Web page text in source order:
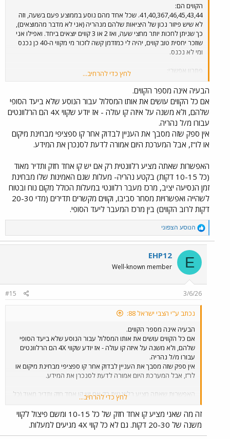
הקווים הם:
41,40,367,46,45,43,44. שכל אחד מהם נוסע בממוצע פעם בשעה, וזה
לא שיש פיזור נכון של היציאות שלהם מנהריה (אני לא מדבר מהמוצאים),
כך שניתן לחכות יותר מחצי שעה, ואז 2 או 3 קווים יוצאים ביחד. ואפילו אני
שוזכר יחסית טוב קווים, יהיה לי כמזדמן קשה לזכור מי מקווי ה-40 כן נכנס
ומי לא נכנס.
פתרון אפשרי:
קיצור הקווים הבאים למעלות מהמוצאים המזרחיים שלהם: 40,45,53,
התח"צ), 50 (367 בתדירות יותר טובה לקח את הנוסעים של 50), 46 (אף
אחד לא עולה עליו במקטעים הייחודים שלו), 43 (ביאנוח, אנשים לא עולים
עליו. אלא על 53). ולאחד את המסלולים של 39 ו-42 לקו אחד.
תדירות ראויה לקווים המקוצרים:
40 כל 30 דקות
ולהפעיל את 41 כל 15 דקות: ככה אתה מקבל שירות אמין יותר ממעלות
לנהריה, וההפך.
ככה אתה מבטיח שירות תדיר יותר, ובהיר יותר מנהריה, מאשר כל הרסיסי
קווים האלה.
לחץ כדי להרחיב...
הבעיה אינה מספר הקווים.
אם כל הקווים עושים את אותו המסלול עבור הנוסע שלא ביעד הסופי
שלהם, ולא משנה על איזה קו עולה - אז יודע שקווי 4X הם הרלוונטים
עבורו מ/ל נהריה.
אין ספק שזה מסבך את העניין לבדוק אחר קו ספציפי מבחינת מיקום
או לו"ז, אבל המערכת היום אמורה לדעת לסנכרן את המידע.
האפשרות שאתה מציע רלוונטית רק אם יש קו אחד חזק ותדיר מאוד
(כל 10-15 דקות) בקטע נהריה- מעלות שגם האמינות שלו מבחינת
זמן הנסיעה יציב, מרכז מעבר רלוונטי במעלות הכולל מקום נוח ובטוח
לשהייה ואפשרויות מסחר סביבו, וקווים מקשרים תדירים (מדי 20-30
דקות לרוב הקווים) בין מרכז המעבר ליעד הסופי.
R
e
a
c
o
n
s
הנוסע הצפוני
E
EHP12
Well-known member
3/6/26
#15
נכתב ע"י הצבי ישראל 88:
הבעיה אינה מספר הקווים.
אם כל הקווים עושים את אותו המסלול עבור הנוסע שלא ביעד הסופי
שלהם, ולא משנה על איזה קו עולה - אז יודע שקווי 4X הם הרלוונטים
עבורו מ/ל נהריה.
אין ספק שזה מסבך את העניין לבדוק אחר קו ספציפי מבחינת מיקום או
לו"ז, אבל המערכת היום אמורה לדעת לסנכרן את המידע.
האפשרות שאתה מציע רלוונטית רק אם יש קו אחד חזק ותדיר מאוד (כל
10-15 דקות) בקטע נהריה- מעלות שגם האמינות שלו מבחינת זמן
הנסיעה יציב, מרכז מעבר רלוונטי במעלות הכולל מקום נוח ובטוח
לשהייה ואפשרויות מסחר סביבו, וקווים מקשרים תדירים (מדי 20-30
דקות לרוב הקווים) בין מרכז המעבר ליעד הסופי.
לחץ כדי להרחיב...
זה מה שאני מציע קו אחד חזק של כל 10-15 ומשם פיצול לקווי
משנה של 20-30 דקות. גם לא כל קווי 4X מגיעים למעלות.